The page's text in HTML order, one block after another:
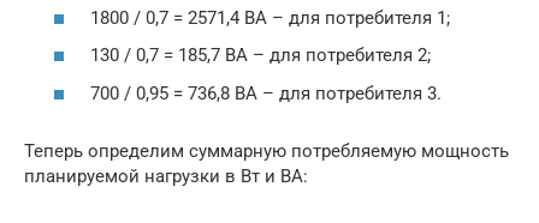
1800 / 0,7 = 2571,4 ВА – для потребителя 1;
130 / 0,7 = 185,7 ВА – для потребителя 2;
700 / 0,95 = 736,8 ВА – для потребителя 3.
Теперь определим суммарную потребляемую мощность
планируемой нагрузки в Вт и ВА: